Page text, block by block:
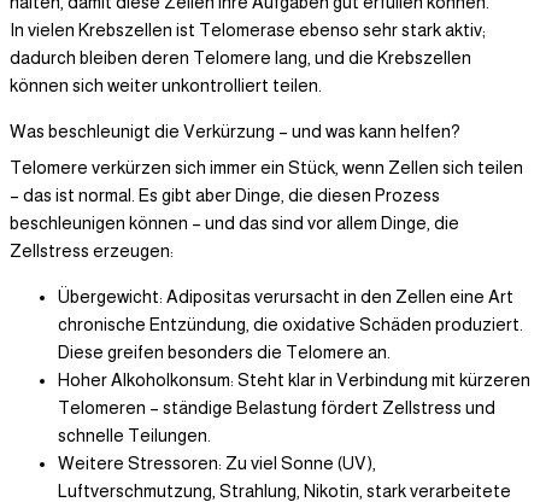
In vielen Krebszellen ist Telomerase ebenso sehr stark aktiv;
dadurch bleiben deren Telomere lang, und die Krebszellen
können sich weiter unkontrolliert teilen.
Was beschleunigt die Verkürzung – und was kann helfen?
Telomere verkürzen sich immer ein Stück, wenn Zellen sich teilen
– das ist normal. Es gibt aber Dinge, die diesen Prozess
beschleunigen können – und das sind vor allem Dinge, die
Zellstress erzeugen:
Übergewicht: Adipositas verursacht in den Zellen eine Art
chronische Entzündung, die oxidative Schäden produziert.
Diese greifen besonders die Telomere an.
Hoher Alkoholkonsum: Steht klar in Verbindung mit kürzeren
Telomeren – ständige Belastung fördert Zellstress und
schnelle Teilungen.
Weitere Stressoren: Zu viel Sonne (UV),
Luftverschmutzung, Strahlung, Nikotin, stark verarbeitete